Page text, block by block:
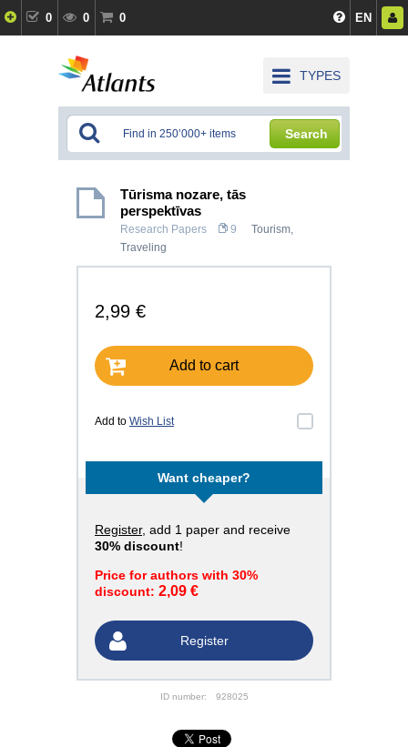
0 0 0 EN
TYPES
Search
Tūrisma nozare, tās
perspektīvas
Research Papers 9
Tourism,
Traveling
2,99 €
Add to cart
Add to Wish List
Want cheaper?
Register, add 1 paper and receive
30% discount!
Price for authors with 30%
discount: 2,09 €
Register
ID number: 928025